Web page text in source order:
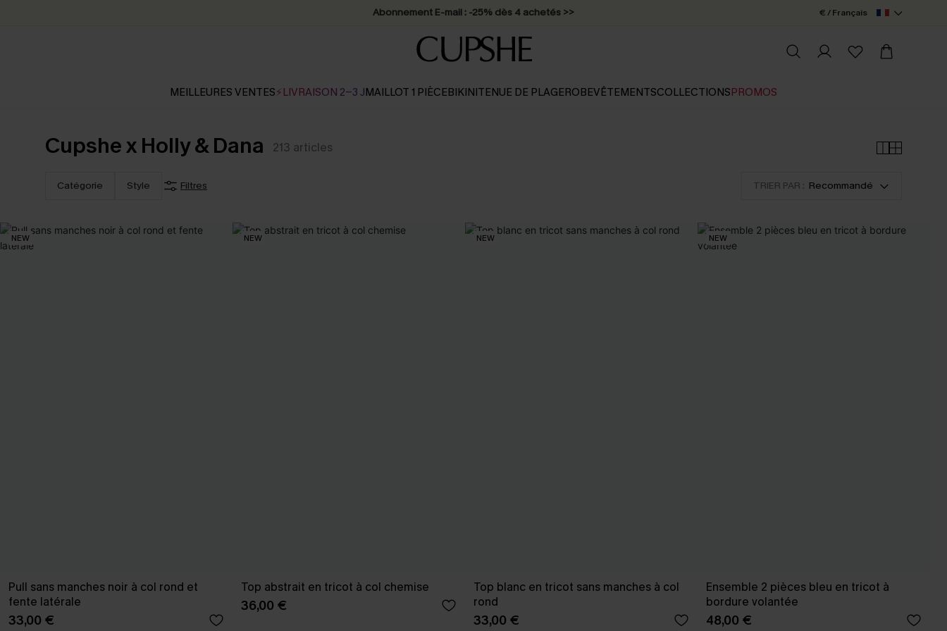
Abonnement E-mail : -25% dès 4 achetés >> € / Français
MEILLEURES VENTES⚡LIVRAISON 2-3 JMAILLOT 1 PIÈCEBIKINITENUE DE PLAGEROBEVÊTEMENTSCOLLECTIONSPROMOS
Cupshe x Holly & Dana 213 articles
Catégorie Style Filtres TRIER PAR : Recommandé
NEW
Pull sans manches noir à col rond et
fente latérale
33,00 €
NEW
Top abstrait en tricot à col chemise
36,00 €
NEW
Top blanc en tricot sans manches à col
rond
33,00 €
NEW
Ensemble 2 pièces bleu en tricot à
bordure volantée
48,00 €